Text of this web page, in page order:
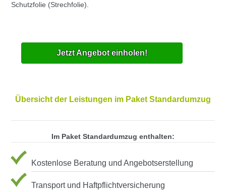
Schutzfolie (Strechfolie).
Jetzt Angebot einholen!
Übersicht der Leistungen im Paket Standardumzug
Im Paket Standardumzug enthalten:
Kostenlose Beratung und Angebotserstellung
Transport und Haftpflichtversicherung